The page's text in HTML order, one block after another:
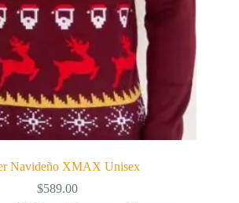
Navideño XMAX Unisex
$589.00